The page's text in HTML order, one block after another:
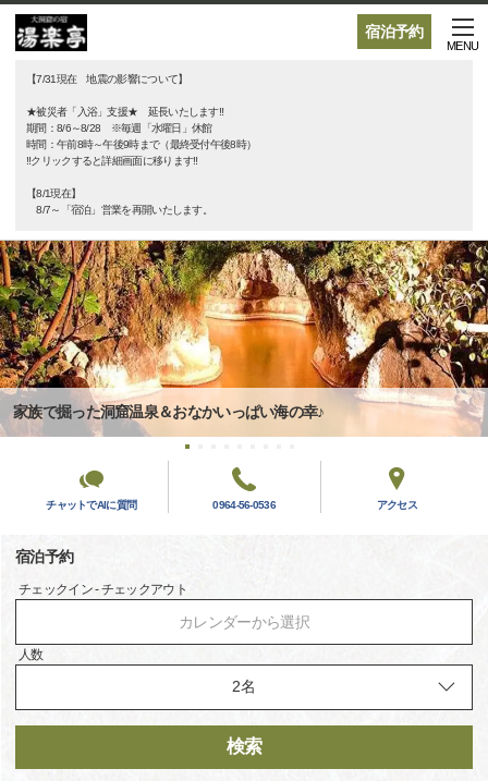
宿泊予約
MENU
【7/31現在 地震の影響について】
★被災者「入浴」支援★ 延長いたします‼
期間：8/6～8/28 ※毎週「水曜日」休館
時間：午前8時～午後9時まで（最終受付午後8時）
‼クリックすると詳細画面に移ります‼
【8/1現在】
8/7～「宿泊」営業を再開いたします。
家族で掘った洞窟温泉＆おなかいっぱい海の幸♪
チャットでAIに質問 0964-56-0536 アクセス
宿泊予約
チェックイン - チェックアウト
カレンダーから選択
人数
検索